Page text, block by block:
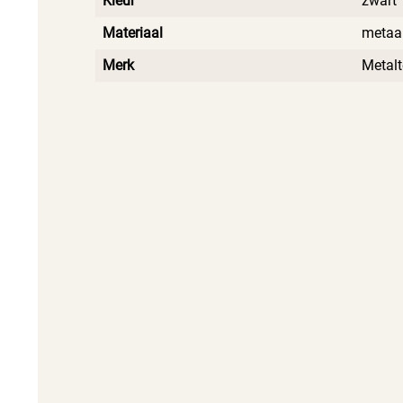
Materiaal
Merk